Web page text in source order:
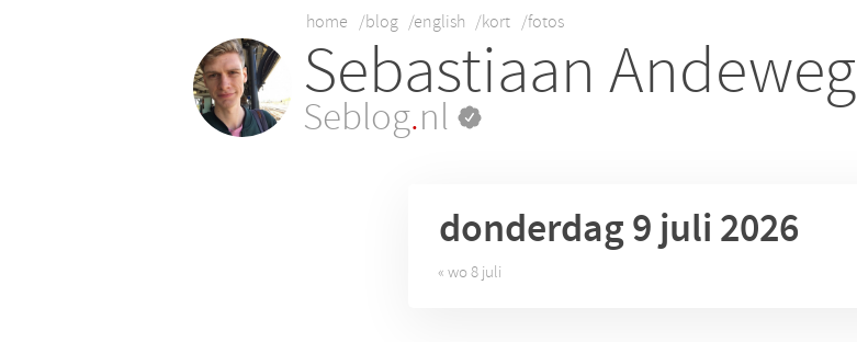
home /blog /english /kort /fotos
Sebastiaan Andeweg
Seblog.nl
donderdag 9 juli 2026
« wo 8 juli